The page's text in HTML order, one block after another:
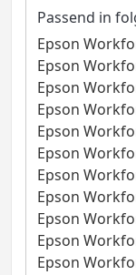
Passend in
Epson
Epson
Epson
Epson
Epson
Epson
Epson
Epson
Epson
Epson
Epson